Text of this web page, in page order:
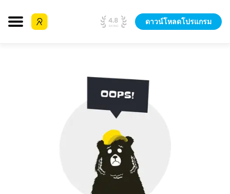
ดาวน์โหลดโปรแกรม